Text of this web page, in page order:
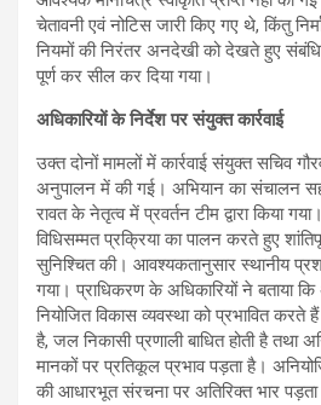
चेतावनी एवं नोटिस जारी किए गए थे, किंतु
नियमों की निरंतर अनदेखी को देखते हुए
पूर्ण कर सील कर दिया गया।
अधिकारियों के निर्देश पर संयुक्त कार्रवाई
उक्त दोनों मामलों में कार्रवाई संयुक्त सचिव
अनुपालन में की गई। अभियान का संचालन
रावत के नेतृत्व में प्रवर्तन टीम द्वारा किया
विधिसम्मत प्रक्रिया का पालन करते हुए
सुनिश्चित की। आवश्यकतानुसार स्थानीय
गया। प्राधिकरण के अधिकारियों ने बताया
नियोजित विकास व्यवस्था को प्रभावित करते
है, जल निकासी प्रणाली बाधित होती है तथा
मानकों पर प्रतिकूल प्रभाव पड़ता है।
की आधारभूत संरचना पर अतिरिक्त भार